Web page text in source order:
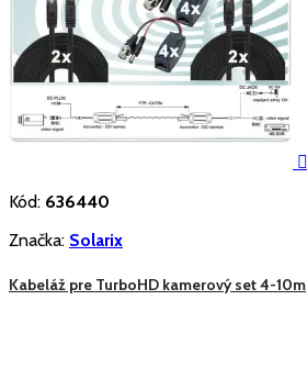

Kód: 636440
Značka: Solarix
Kabeláž pre TurboHD kamerový set 4-10m